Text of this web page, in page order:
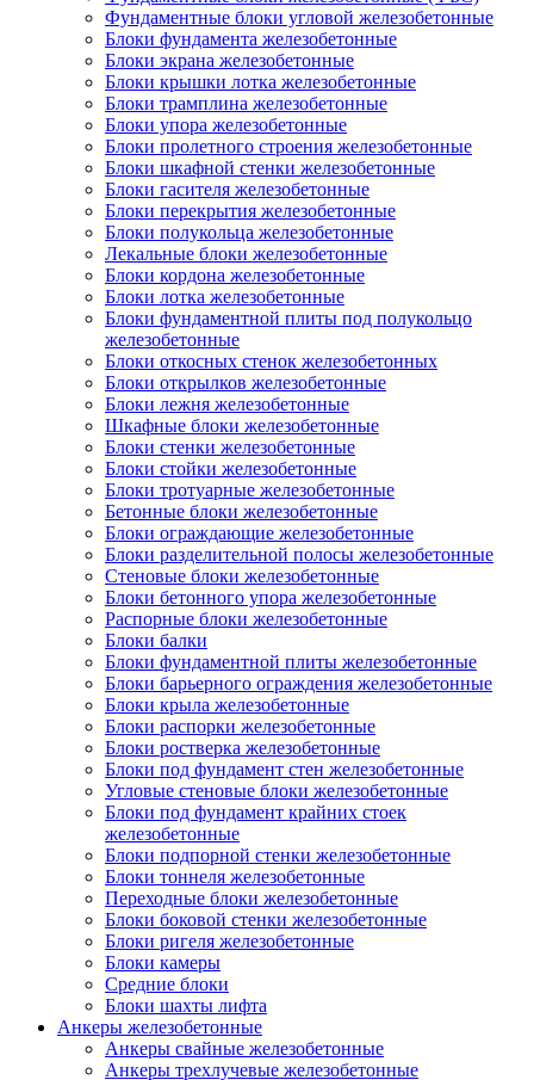
Фундаментные блоки угловой железобетонные
Блоки фундамента железобетонные
Блоки экрана железобетонные
Блоки крышки лотка железобетонные
Блоки трамплина железобетонные
Блоки упора железобетонные
Блоки пролетного строения железобетонные
Блоки шкафной стенки железобетонные
Блоки гасителя железобетонные
Блоки перекрытия железобетонные
Блоки полукольца железобетонные
Лекальные блоки железобетонные
Блоки кордона железобетонные
Блоки лотка железобетонные
Блоки фундаментной плиты под полукольцо
железобетонные
Блоки откосных стенок железобетонных
Блоки открылков железобетонные
Блоки лежня железобетонные
Шкафные блоки железобетонные
Блоки стенки железобетонные
Блоки стойки железобетонные
Блоки тротуарные железобетонные
Бетонные блоки железобетонные
Блоки ограждающие железобетонные
Блоки разделительной полосы железобетонные
Стеновые блоки железобетонные
Блоки бетонного упора железобетонные
Распорные блоки железобетонные
Блоки балки
Блоки фундаментной плиты железобетонные
Блоки барьерного ограждения железобетонные
Блоки крыла железобетонные
Блоки распорки железобетонные
Блоки ростверка железобетонные
Блоки под фундамент стен железобетонные
Угловые стеновые блоки железобетонные
Блоки под фундамент крайних стоек
железобетонные
Блоки подпорной стенки железобетонные
Блоки тоннеля железобетонные
Переходные блоки железобетонные
Блоки боковой стенки железобетонные
Блоки ригеля железобетонные
Блоки камеры
Средние блоки
Блоки шахты лифта
Анкеры железобетонные
Анкеры свайные железобетонные
Анкеры трехлучевые железобетонные